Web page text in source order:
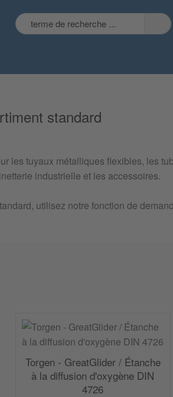
standard
les tuyaux métalliques flexibles, les
industrielle et les accessoires.
utilisez notre fonction de
Torgen - GreatGlider / Étanche
à la diffusion d'oxygène DIN
4726